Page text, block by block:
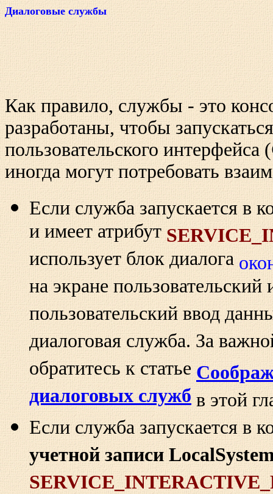
Диалоговые службы
Как правило, службы - это
разработаны, чтобы
пользовательского интерфейса (
иногда могут потребовать
Если служба запускается в
и имеет атрибут
использует блок диалога
на экране
пользовательский ввод
диалоговая служба. За
обратитесь к статье
диалоговых службв этой
Если служба запускается в
учетной записи